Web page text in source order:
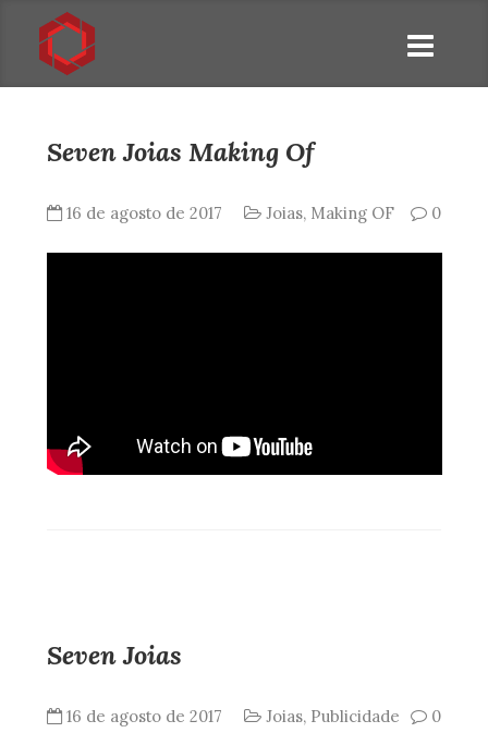
Seven Joias Making Of
16 de agosto de 2017 Joias, Making OF 0
Seven Joias
16 de agosto de 2017 Joias, Publicidade 0